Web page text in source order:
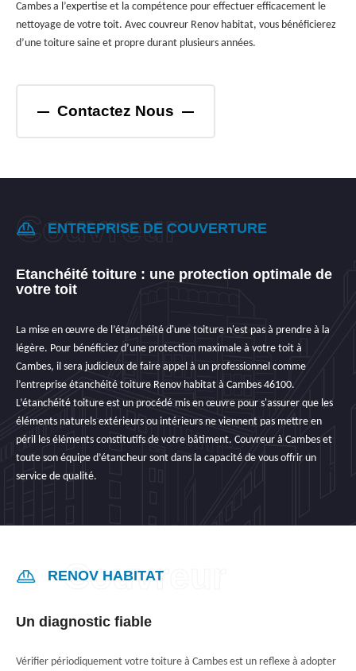
Cambes a l’expertise et la compétence pour effectuer efficacement le
nettoyage de votre toit. Avec couvreur Renov habitat, vous bénéficierez
d’une toiture saine et propre durant plusieurs années.
Contactez Nous
ENTREPRISE DE COUVERTURE
Etanchéité toiture : une protection optimale de
votre toit
La mise en œuvre de l’étanchéité d'une toiture n'est pas à prendre à la
légère. Pour bénéficiez d’une protection maximale à votre toit à
Cambes, il sera judicieux de faire appel à un professionnel comme
l’entreprise étanchéité toiture Renov habitat à Cambes 46100.
L’étanchéité toiture est un procédé mis en œuvre pour s'assurer que les
éléments naturels extérieurs ou intérieurs ne viennent pas mettre en
péril les éléments constitutifs de votre bâtiment. Couvreur à Cambes et
toute son équipe d’étancheur sont dans la capacité de vous offrir un
service de qualité.
RENOV HABITAT
Un diagnostic fiable
Vérifier périodiquement votre toiture à Cambes est un reflexe à adopter